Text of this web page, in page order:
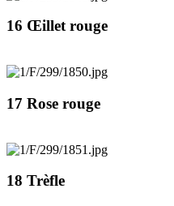
16 Œillet rouge
17 Rose rouge
18 Trèfle